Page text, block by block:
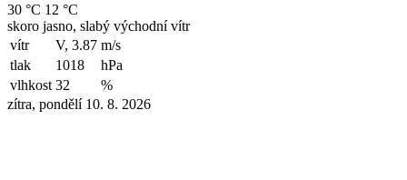
30 °C 12 °C
skoro jasno, slabý východní vítr
vítr
V, 3.87 m/s
tlak
1018
hPa
vlhkost 32
%
zítra, pondělí 10. 8. 2026